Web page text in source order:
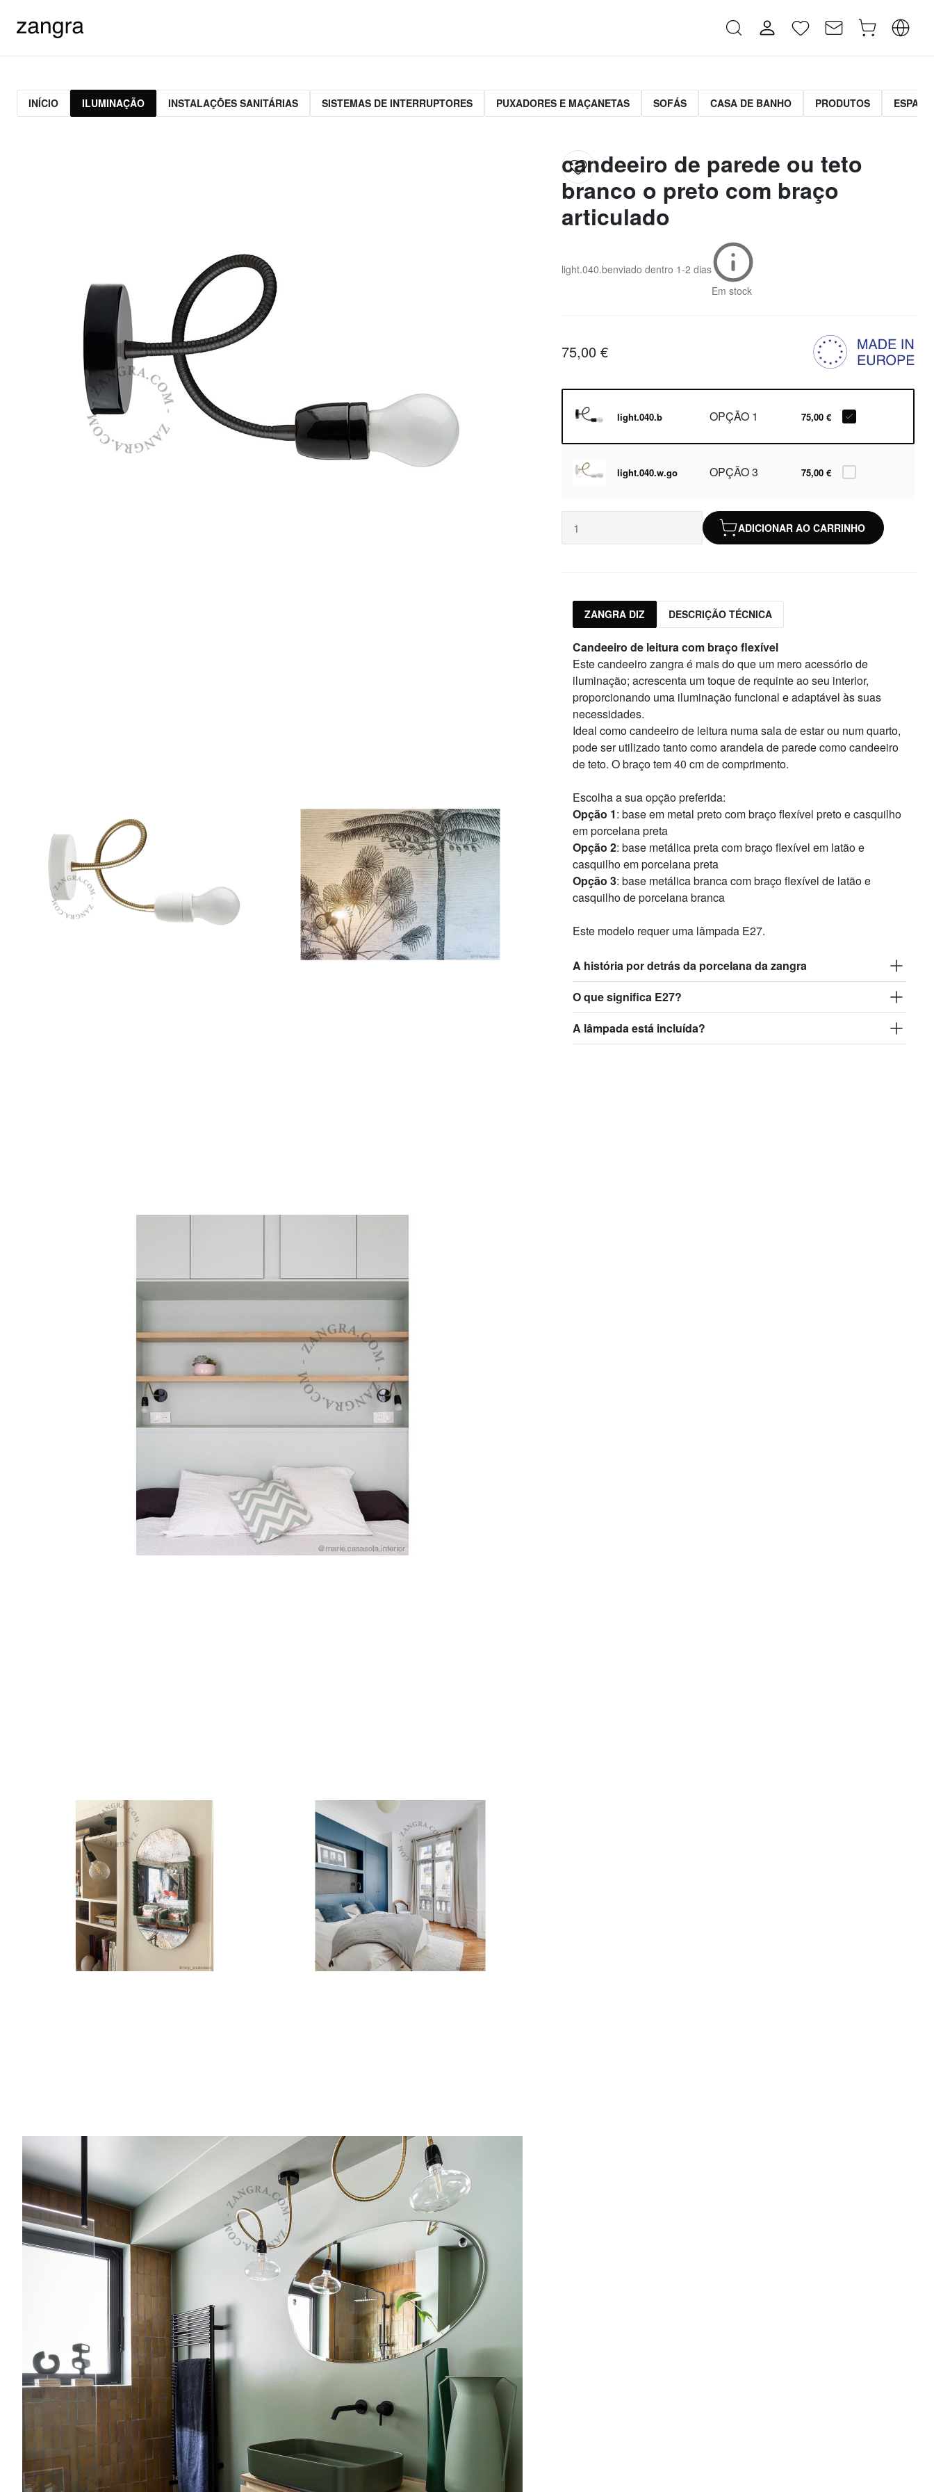
INÍCIO ILUMINAÇÃO INSTALAÇÕES SANITÁRIAS SISTEMAS DE INTERRUPTORES PUXADORES E MAÇANETAS SOFÁS CASA DE BANHO PRODUTOS
candeeiro de parede ou teto
branco o preto com braço
articulado
light.040.benviado dentro 1-2 dias
Em stock
75,00 €
light.040.b OPÇÃO 1 75,00 €
light.040.w.go OPÇÃO 3 75,00 €
ADICIONAR AO CARRINHO
ZANGRA DIZ DESCRIÇÃO TÉCNICA
Candeeiro de leitura com braço flexível
Este candeeiro zangra é mais do que um mero acessório de
iluminação; acrescenta um toque de requinte ao seu interior,
proporcionando uma iluminação funcional e adaptável às suas
necessidades.
Ideal como candeeiro de leitura numa sala de estar ou num quarto,
pode ser utilizado tanto como arandela de parede como candeeiro
de teto. O braço tem 40 cm de comprimento.
Escolha a sua opção preferida:
Opção 1: base em metal preto com braço flexível preto e casquilho
em porcelana preta
Opção 2: base metálica preta com braço flexível em latão e
casquilho em porcelana preta
Opção 3: base metálica branca com braço flexível de latão e
casquilho de porcelana branca
Este modelo requer uma lâmpada E27.
A história por detrás da porcelana da zangra
O que significa E27?
A lâmpada está incluída?